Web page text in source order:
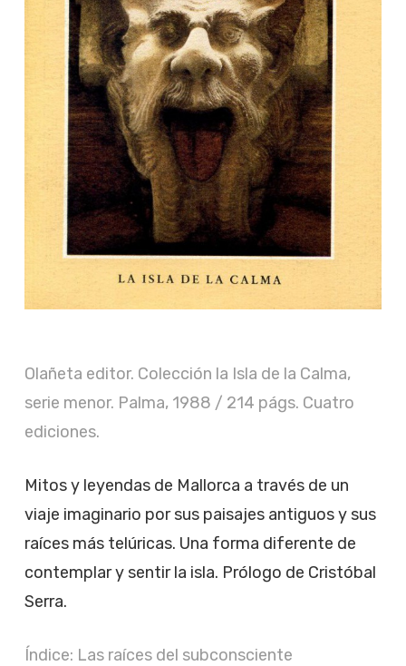
Olañeta editor. Colección la Isla de la Calma,
serie menor. Palma, 1988 / 214 págs. Cuatro
ediciones.
Mitos y leyendas de Mallorca a través de un
viaje imaginario por sus paisajes antiguos y sus
raíces más telúricas. Una forma diferente de
contemplar y sentir la isla. Prólogo de Cristóbal
Serra.
Índice: Las raíces del subconsciente